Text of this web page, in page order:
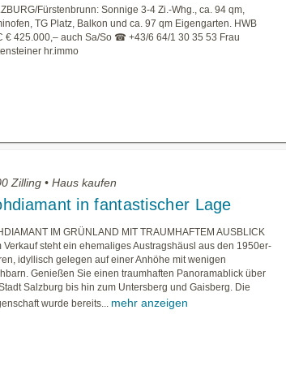
Fürstenbrunn: Sonnige 3-4 Zi.-Whg., ca. 94 qm,
TG Platz, Balkon und ca. 97 qm Eigengarten. HWB
€ 425.000,– auch Sa/So ☎ +43/6 64/1 30 35 53 Frau
hr.immo
Zilling • Haus kaufen
in fantastischer Lage
IM GRÜNLAND MIT TRAUMHAFTEM AUSBLICK
Verkauf steht ein ehemaliges Austragshäusl aus den 1950er-
idyllisch gelegen auf einer Anhöhe mit wenigen
Genießen Sie einen traumhaften Panoramablick über
Salzburg bis hin zum Untersberg und Gaisberg. Die
wurde bereits... mehr anzeigen